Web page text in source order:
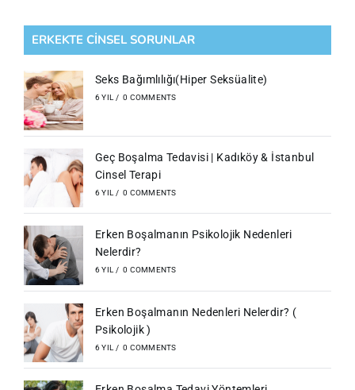
ERKEKTE CİNSEL SORUNLAR
Seks Bağımlılığı(Hiper Seksüalite)
6 YIL / 0 COMMENTS
Geç Boşalma Tedavisi | Kadıköy & İstanbul
Cinsel Terapi
6 YIL / 0 COMMENTS
Erken Boşalmanın Psikolojik Nedenleri
Nelerdir?
6 YIL / 0 COMMENTS
Erken Boşalmanın Nedenleri Nelerdir? (
Psikolojik )
6 YIL / 0 COMMENTS